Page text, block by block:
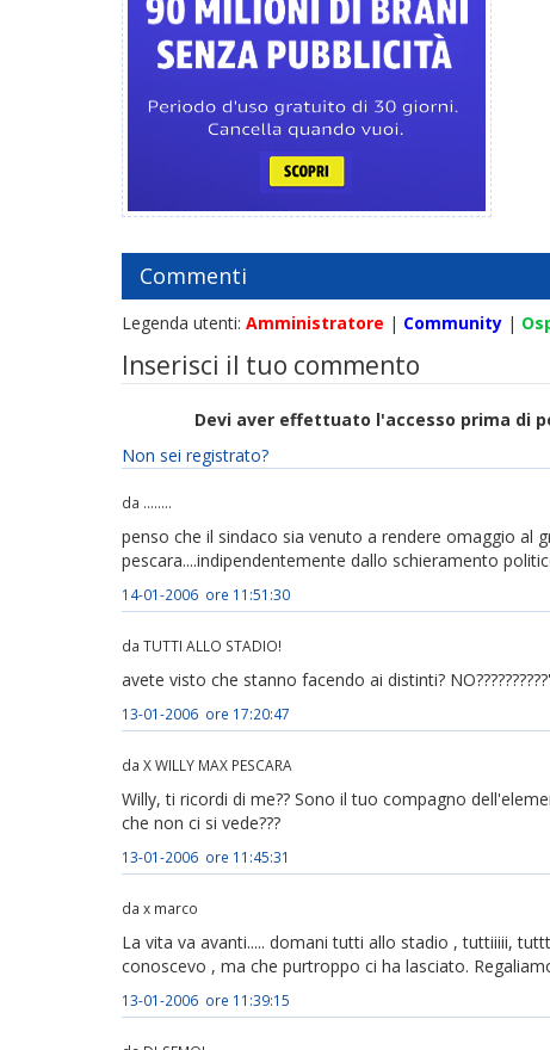
Commenti
Legenda utenti: Amministratore | Community |
Inserisci il tuo commento
Devi aver effettuato l'accesso prima di
Non sei registrato?
da ........
penso che il sindaco sia venuto a rendere omaggio al
pescara....indipendentemente dallo schieramento
14-01-2006 ore 11:51:30
da TUTTI ALLO STADIO!
avete visto che stanno facendo ai distinti?
13-01-2006 ore 17:20:47
da X WILLY MAX PESCARA
Willy, ti ricordi di me?? Sono il tuo compagno
che non ci si vede???
13-01-2006 ore 11:45:31
da x marco
La vita va avanti..... domani tutti allo stadio , tuttiiiii,
conoscevo , ma che purtroppo ci ha lasciato.
13-01-2006 ore 11:39:15